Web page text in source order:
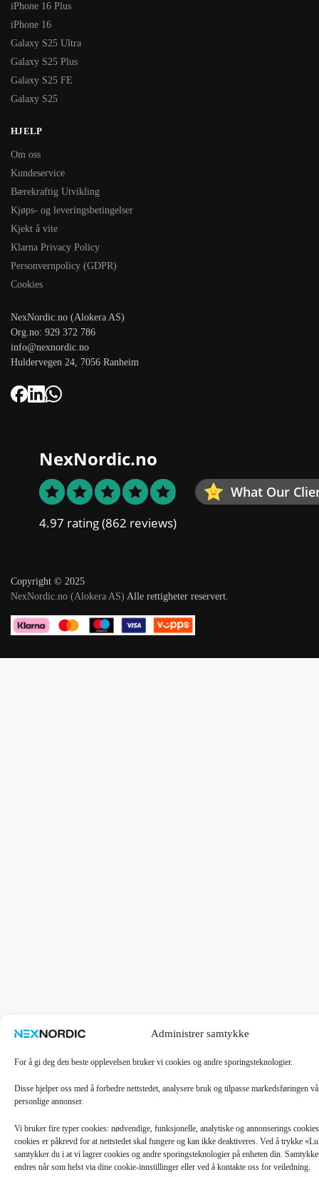
Administrer samtykke
For å gi deg den beste opplevelsen bruker vi cookies og andre sporingsteknologier.
Disse hjelper oss med å forbedre nettstedet, analysere bruk og tilpasse markedsføringen
personlige annonser.
Vi bruker fire typer cookies: nødvendige, funksjonelle, analytiske og annonserings
cookies er påkrevd for at nettstedet skal fungere og kan ikke deaktiveres. Ved å trykke
samtykker du i at vi lagrer cookies og andre sporingsteknologier på enheten din.
endres når som helst via dine cookie-innstillinger eller ved å kontakte oss for veiledning.
iPhone 16 Plus
iPhone 16
Galaxy S25 Ultra
Galaxy S25 Plus
Galaxy S25 FE
Galaxy S25
HJELP
Om oss
Kundeservice
Bærekraftig Utvikling
Kjøps- og leveringsbetingelser
Kjekt å vite
Klarna Privacy Policy
Personvernpolicy (GDPR)
Cookies
NexNordic.no (Alokera AS)
Org.no: 929 372 786
info@nexnordic.no
Huldervegen 24, 7056 Ranheim
NexNordic.no
What Our
4.97 rating(862 reviews)
Copyright © 2025
NexNordic.no (Alokera AS) Alle rettigheter reservert.